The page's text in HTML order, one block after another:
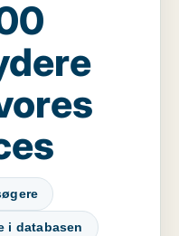
i databasen